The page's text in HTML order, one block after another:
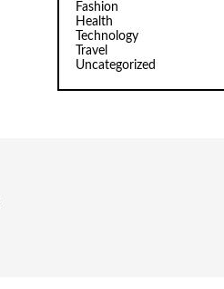
Fashion
Health
Technology
Travel
Uncategorized